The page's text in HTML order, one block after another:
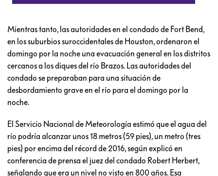
Mientras tanto, las autoridades en el condado de Fort Bend,
en los suburbios suroccidentales de Houston, ordenaron el
domingo por la noche una evacuación general en los distritos
cercanos a los diques del río Brazos. Las autoridades del
condado se preparaban para una situación de
desbordamiento grave en el río para el domingo por la
noche.
El Servicio Nacional de Meteorología estimó que el agua del
río podría alcanzar unos 18 metros (59 pies), un metro (tres
pies) por encima del récord de 2016, según explicó en
conferencia de prensa el juez del condado Robert Herbert,
señalando que era un nivel no visto en 800 años. Esa